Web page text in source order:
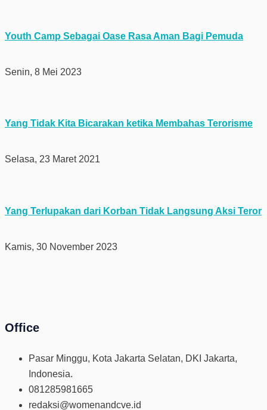
Youth Camp Sebagai Oase Rasa Aman Bagi Pemuda
Senin, 8 Mei 2023
Yang Tidak Kita Bicarakan ketika Membahas Terorisme
Selasa, 23 Maret 2021
Yang Terlupakan dari Korban Tidak Langsung Aksi Teror
Kamis, 30 November 2023
Office
Pasar Minggu, Kota Jakarta Selatan, DKI Jakarta,
Indonesia.
081285981665
redaksi@womenandcve.id